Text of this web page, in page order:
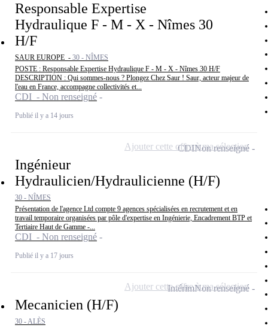
Responsable Expertise
Hydraulique F - M - X - Nîmes 30
H/F
SAUR EUROPE - 30 - NÎMES
POSTE : Responsable Expertise Hydraulique F - M - X - Nîmes 30 H/F
DESCRIPTION : Qui sommes-nous ? Plongez Chez Saur ! Saur, acteur majeur de
l'eau en France, accompagne collectivités et...
CDI - Non renseigné
Publié il y a 14 jours
Ingénieur
Hydraulicien/Hydraulicienne (H/F)
30 - NÎMES
Présentation de l'agence Ltd compte 9 agences spécialisées en recrutement et en
travail temporaire organisées par pôle d'expertise en Ingénierie, Encadrement BTP et
Tertiaire Haut de Gamme -...
CDI - Non renseigné
Publié il y a 17 jours
CDINon renseigné
Ajouter cette offre à ma sélection
Mecanicien (H/F)
30 - ALÈS
IntérimNon renseigné
Ajouter cette offre à ma sélection